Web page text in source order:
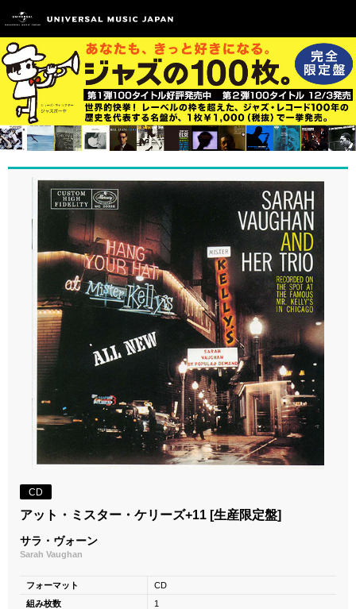
CD
アット・ミスター・ケリーズ+11 [生産限定盤]
サラ・ヴォーン
Sarah Vaughan
フォーマット
CD
組み枚数
1